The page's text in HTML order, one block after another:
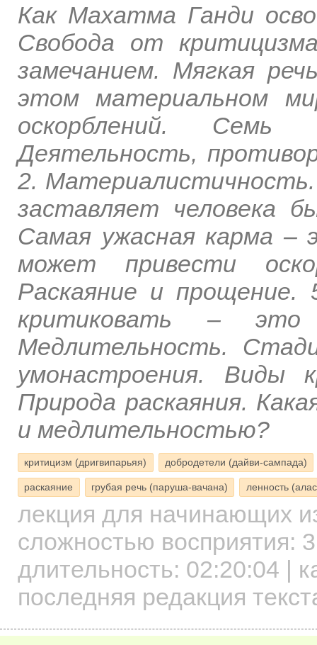
Как Махатма Ганди
Свобода от
замечанием. Мягкая
этом материальном
оскорблений. Семь
Деятельность,
2.
заставляет человека
Самая ужасная карма –
может привести
Раскаяние и прощение.
критиковать –
Медлительность.
умонастроения. Виды
Природа раскаяния.
и медлительностью?
критицизм (дригвипарьяя) добродетели (дайви-сампада)
раскаяние грубая речь (паруша-вачана) ленность
лекция для начинающих
сложностью восприятия: 3
длительность: 02:20:04 |
последняя редакция